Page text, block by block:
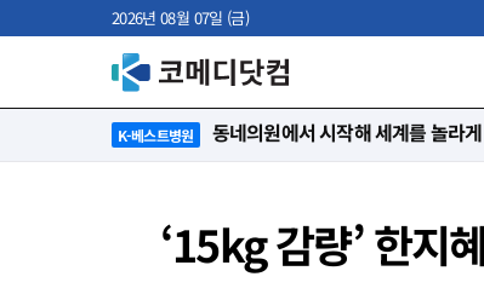
2026년 08월 07일 (금)
K-베스트병원 “절대 먼저 말하지 않아요. 대신 먼
‘15kg 감량’ 한지